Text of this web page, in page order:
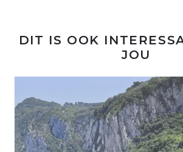
DIT IS OOK
JOU